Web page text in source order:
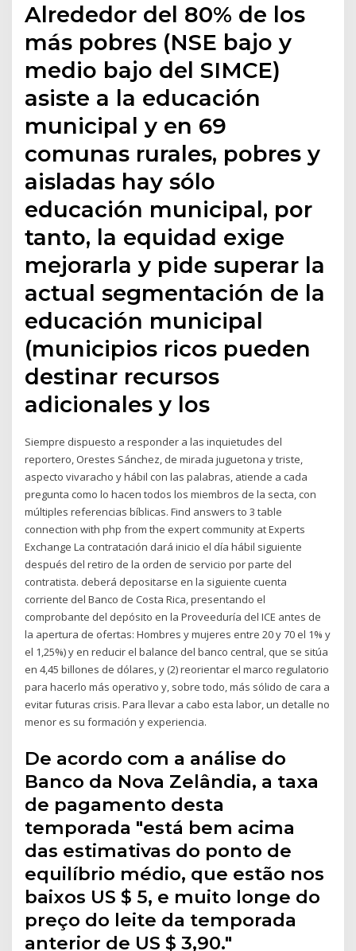
Alrededor del 80% de los
más pobres (NSE bajo y
medio bajo del SIMCE)
asiste a la educación
municipal y en 69
comunas rurales, pobres y
aisladas hay sólo
educación municipal, por
tanto, la equidad exige
mejorarla y pide superar la
actual segmentación de la
educación municipal
(municipios ricos pueden
destinar recursos
adicionales y los
Siempre dispuesto a responder a las inquietudes del
reportero, Orestes Sánchez, de mirada juguetona y triste,
aspecto vivaracho y hábil con las palabras, atiende a cada
pregunta como lo hacen todos los miembros de la secta, con
múltiples referencias bíblicas. Find answers to 3 table
connection with php from the expert community at Experts
Exchange La contratación dará inicio el día hábil siguiente
después del retiro de la orden de servicio por parte del
contratista. deberá depositarse en la siguiente cuenta
corriente del Banco de Costa Rica, presentando el
comprobante del depósito en la Proveeduría del ICE antes de
la apertura de ofertas: Hombres y mujeres entre 20 y 70 el 1% y
el 1,25%) y en reducir el balance del banco central, que se sitúa
en 4,45 billones de dólares, y (2) reorientar el marco regulatorio
para hacerlo más operativo y, sobre todo, más sólido de cara a
evitar futuras crisis. Para llevar a cabo esta labor, un detalle no
menor es su formación y experiencia.
De acordo com a análise do
Banco da Nova Zelândia, a taxa
de pagamento desta
temporada "está bem acima
das estimativas do ponto de
equilíbrio médio, que estão nos
baixos US $ 5, e muito longe do
preço do leite da temporada
anterior de US $ 3,90."